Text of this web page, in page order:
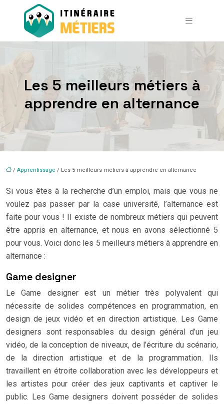
Les 5 meilleurs métiers à
apprendre en alternance
/ Apprentissage / Les 5 meilleurs métiers à apprendre en alternance
Si vous êtes à la recherche d’un emploi, mais que vous ne
voulez pas passer par la case université, l’alternance est
faite pour vous ! Il existe de nombreux métiers qui peuvent
être appris en alternance, et nous en avons sélectionné 5
pour vous. Voici donc les 5 meilleurs métiers à apprendre en
alternance :
Game designer
Le Game designer est un métier très polyvalent qui
nécessite de solides compétences en programmation, en
design de jeux vidéo et en direction artistique. Les Game
designers sont responsables du design général d’un jeu
vidéo, de la conception de niveaux, de l’écriture du scénario,
de la direction artistique et de la programmation. Ils
travaillent en étroite collaboration avec les développeurs et
les artistes pour créer des jeux captivants et captiver le
public. Les Game designers doivent posséder de solides